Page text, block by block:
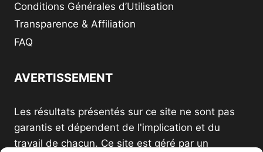
Conditions Générales d’Utilisation
Transparence & Affiliation
FAQ
AVERTISSEMENT
Les résultats présentés sur ce site ne sont pas
garantis et dépendent de l'implication et du
travail de chacun. Ce site est géré par un